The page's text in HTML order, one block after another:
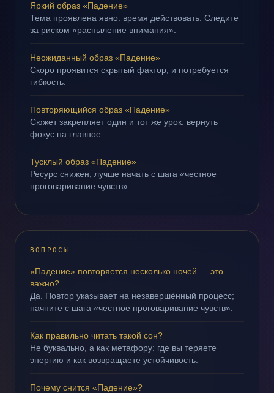
Яркий образ «Падение»
Тема проявлена явно: время действовать. Следите
за риском «распыление внимания».
Неожиданный образ «Падение»
Скоро проявится скрытый фактор, и потребуется
гибкость.
Повторяющийся образ «Падение»
Сюжет закрепляет один и тот же урок: вернуть
фокус на главное.
Тусклый образ «Падение»
Ресурс снижен; лучше начать с шага «честное
проговаривание чувств».
ВОПРОСЫ
«Падение» повторяется несколько ночей — это
важно?
Да. Повтор указывает на незавершённый процесс;
начните с шага «честное проговаривание чувств».
Как правильно читать такой сон?
Не буквально, а как метафору: где вы теряете
энергию и как возвращаете устойчивость.
Почему снится «Падение»?